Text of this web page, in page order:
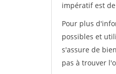
impératif est
Pour plus
possibles et
s'assure de
pas à trouver